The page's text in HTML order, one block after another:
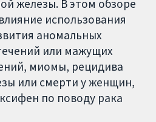
железы. В этом обзоре
использования
аномальных
или мажущих
миомы, рецидива
или смерти у женщин,
по поводу рака